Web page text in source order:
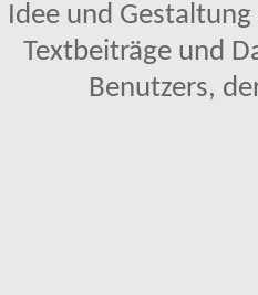
Idee und
Textbeiträge und
Benutzers,